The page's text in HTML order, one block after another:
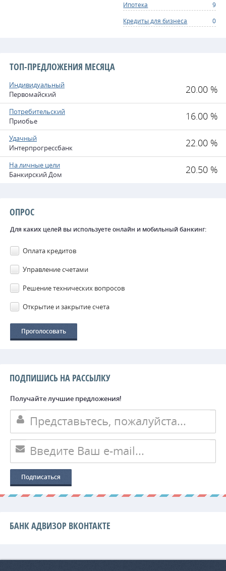
Ипотека
9
Кредиты для бизнеса
0
ТОП-ПРЕДЛОЖЕНИЯ МЕСЯЦА
Индивидуальный
Первомайский
20.00 %
Потребительский
Приобье
16.00 %
Удачный
Интерпрогрессбанк
22.00 %
На личные цели
Банкирский Дом
20.50 %
ОПРОС
Для каких целей вы используете онлайн и мобильный банкинг:
Оплата кредитов
Управление счетами
Решение технических вопросов
Открытие и закрытие счета
ПОДПИШИСЬ НА РАССЫЛКУ
Получайте лучшие предложения!
БАНК АДВИЗОР ВКОНТАКТЕ